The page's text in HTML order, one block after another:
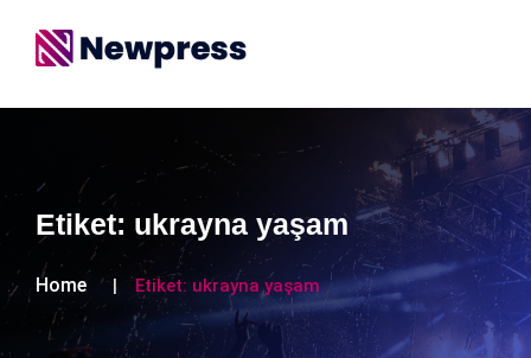
Etiket: ukrayna yaşam
Home Etiket: ukrayna yaşam